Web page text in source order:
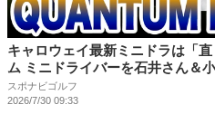
キャロウェイ最新ミニドラは「
ム ミニドライバーを石井さん＆
スポナビゴルフ
2026/7/30 09:33